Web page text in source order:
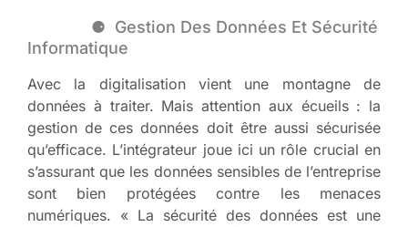
Gestion Des Données Et Sécurité
Informatique
Avec la digitalisation vient une montagne de
données à traiter. Mais attention aux écueils : la
gestion de ces données doit être aussi sécurisée
qu’efficace. L’intégrateur joue ici un rôle crucial en
s’assurant que les données sensibles de l’entreprise
sont bien protégées contre les menaces
numériques. « La sécurité des données est une